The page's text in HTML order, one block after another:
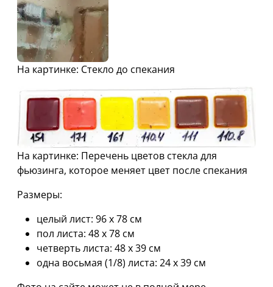
На картинке: Стекло до спекания
На картинке: Перечень цветов стекла для
фьюзинга, которое меняет цвет после спекания
Размеры:
целый лист: 96 х 78 см
пол листа: 48 х 78 см
четверть листа: 48 х 39 см
одна восьмая (1/8) листа: 24 х 39 см